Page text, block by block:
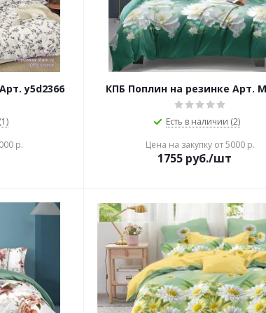
y5d2366
р.
КПБ Поплин на резинке Арт.
Есть в наличии (2)
Цена на закупку от 5000 р.
1755 руб./шт